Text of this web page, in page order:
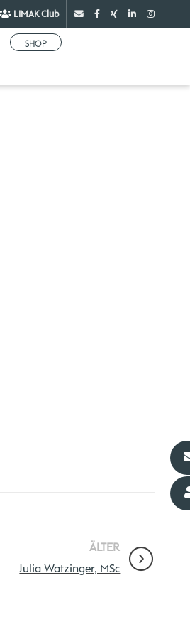
LIMAK Club
SHOP
ÄLTER
Julia Watzinger, MSc